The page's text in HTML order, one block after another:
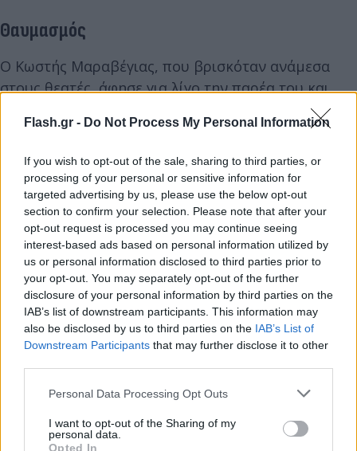
Flash.gr - Do Not Process My Personal Information
If you wish to opt-out of the sale, sharing to third parties, or
processing of your personal or sensitive information for
targeted advertising by us, please use the below opt-out
section to confirm your selection. Please note that after your
opt-out request is processed you may continue seeing
interest-based ads based on personal information utilized by
us or personal information disclosed to third parties prior to
your opt-out. You may separately opt-out of the further
disclosure of your personal information by third parties on the
IAB’s list of downstream participants. This information may
also be disclosed by us to third parties on the IAB’s List of
Downstream Participants that may further disclose it to other
Please note that this website/app uses one or more Google
not limited to your visit or usage behaviour. You may click to
grant or deny consent to Google and its third-party tags to
Personal Data Processing Opt Outs
I want to opt-out of the Sharing of my
personal data.
Opted In
Θαυμασμός
Ο Κωστής Μαραβέγιας, που βρισκόταν ανάμεσα
στους θεατές, άφησε για λίγο την παρέα του και
ανέβηκε στη σκηνή πλάι στον Φοίβο Δεληβοριά. Η
Τόνια Σωτηροπούλου τον κοιτούσε όλο θαυμασμό
και γελούσε με αστεία των δύο αντρών.
Οι φίλοι τους, αλλά και η ηθοποιός, ήταν ντυμένοι
casual και έδειχναν να απολαμβάνουν την
παράσταση περιμένοντας τον Μαραβέγια να
κατέβει από τη σκηνή και να μπει πάλι στην παρέα
τους.